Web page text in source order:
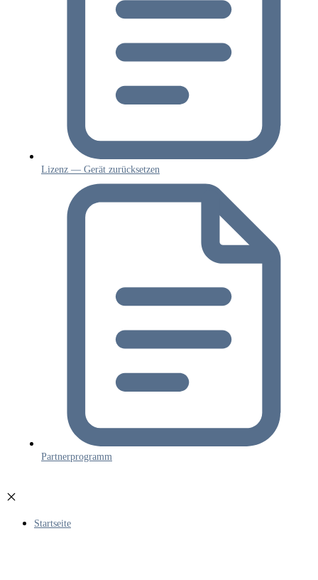
Lizenz — Gerät zurücksetzen
Partnerprogramm
Startseite